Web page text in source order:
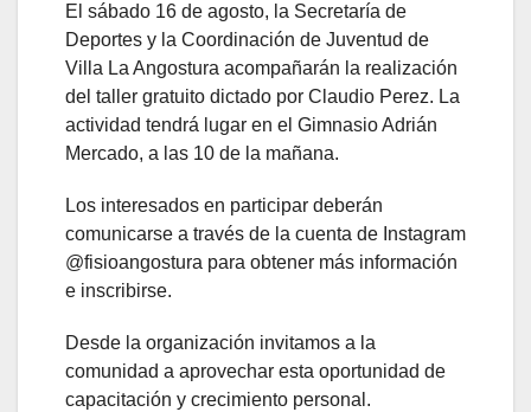
El sábado 16 de agosto, la Secretaría de
Deportes y la Coordinación de Juventud de
Villa La Angostura acompañarán la realización
del taller gratuito dictado por Claudio Perez. La
actividad tendrá lugar en el Gimnasio Adrián
Mercado, a las 10 de la mañana.
Los interesados en participar deberán
comunicarse a través de la cuenta de Instagram
@fisioangostura para obtener más información
e inscribirse.
Desde la organización invitamos a la
comunidad a aprovechar esta oportunidad de
capacitación y crecimiento personal.